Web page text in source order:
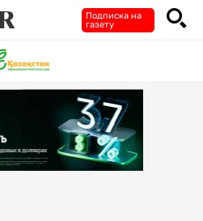
Подписка на
газету